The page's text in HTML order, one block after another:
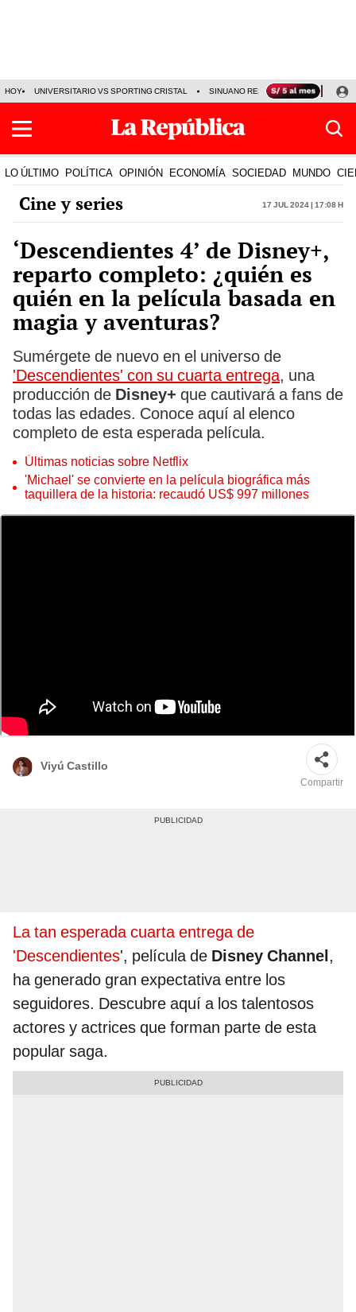
HOY UNIVERSITARIO VS SPORTING CRISTAL SINUANO RESULTADOS HOY
LO ÚLTIMO POLÍTICA OPINIÓN ECONOMÍA SOCIEDAD MUNDO
Cine y series 17 Jul 2024 | 17:08 h
‘Descendientes 4’ de Disney+,
reparto completo: ¿quién es
quién en la película basada en
magia y aventuras?
Sumérgete de nuevo en el universo de
'Descendientes' con su cuarta entrega, una
producción de Disney+ que cautivará a fans de
todas las edades. Conoce aquí al elenco
completo de esta esperada película.
Últimas noticias sobre Netflix
'Michael' se convierte en la película biográfica más
taquillera de la historia: recaudó US$ 997 millones
'Descendientes 4' esta dirigida por Jennifer Phang. Foto: Córdoba Times
Viyú Castillo
Compartir
La tan esperada cuarta entrega de
'Descendientes', película de Disney Channel,
ha generado gran expectativa entre los
seguidores. Descubre aquí a los talentosos
actores y actrices que forman parte de esta
popular saga.